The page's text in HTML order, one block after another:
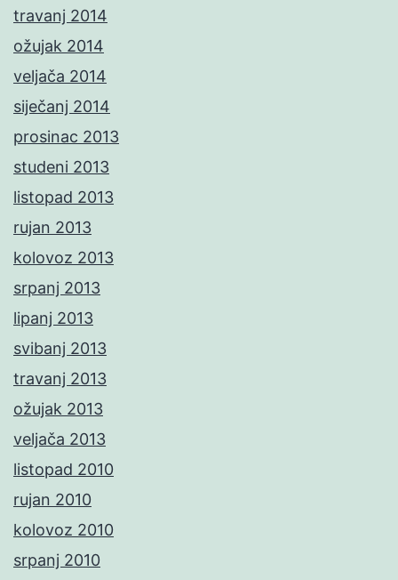
travanj 2014
ožujak 2014
veljača 2014
siječanj 2014
prosinac 2013
studeni 2013
listopad 2013
rujan 2013
kolovoz 2013
srpanj 2013
lipanj 2013
svibanj 2013
travanj 2013
ožujak 2013
veljača 2013
listopad 2010
rujan 2010
kolovoz 2010
srpanj 2010